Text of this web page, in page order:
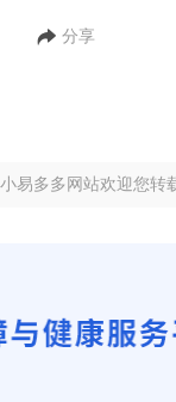
分享
易多多网站欢迎您